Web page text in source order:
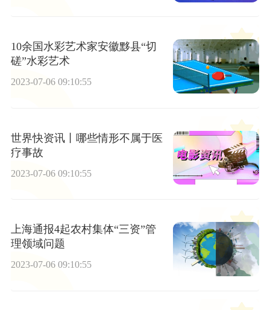
10余国水彩艺术家安徽黟县“切
磋”水彩艺术
2023-07-06 09:10:55
世界快资讯丨哪些情形不属于医
疗事故
2023-07-06 09:10:55
上海通报4起农村集体“三资”管
理领域问题
2023-07-06 09:10:55